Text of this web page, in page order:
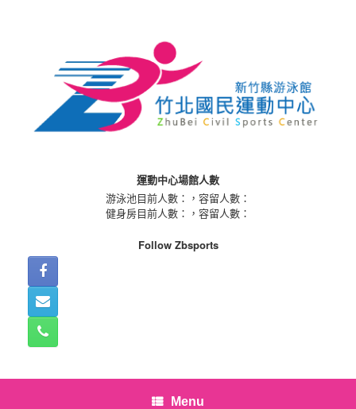
運動中心場館人數
游泳池目前人數：
，容留人數：
健身房目前人數：
，容留人數：
Follow Zbsports
Menu